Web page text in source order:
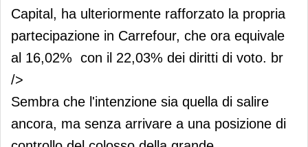
Capital, ha ulteriormente rafforzato la propria
partecipazione in Carrefour, che ora equivale
al 16,02% con il 22,03% dei diritti di voto. br
/>
Sembra che l'intenzione sia quella di salire
ancora, ma senza arrivare a una posizione di